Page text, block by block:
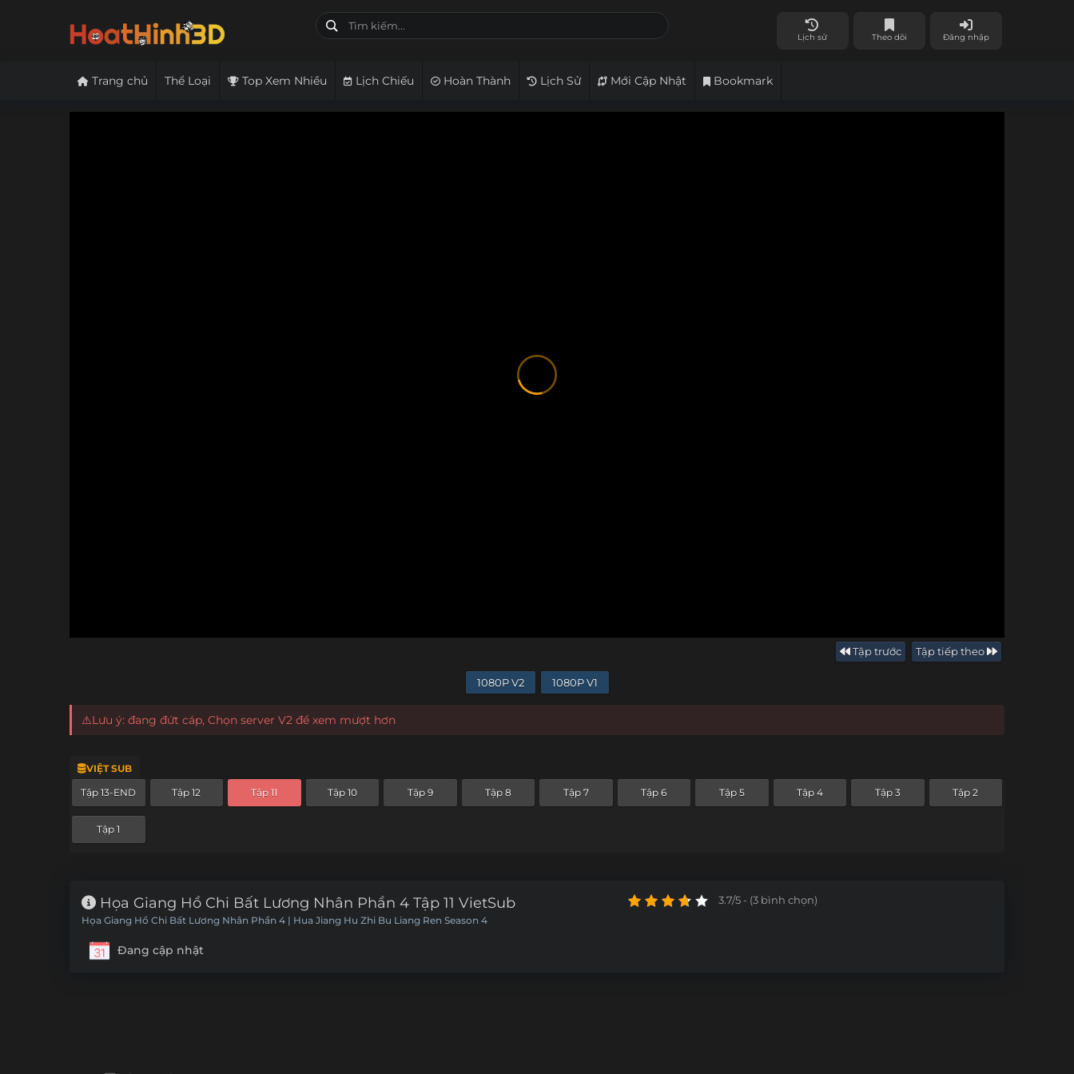
Lịch sử Theo dõi Đăng nhập
Trang chủ Thể Loại Top Xem Nhiều Lịch Chiếu Hoàn Thành Lịch Sử Mới Cập Nhật Bookmark
Tập trước Tập tiếp theo
1080P V2 1080P V1
⚠️Lưu ý: đang đứt cáp, Chọn server V2 để xem mượt hơn
VIỆT SUB
Tập 13-END Tập 12 Tập 11 Tập 10 Tập 9 Tập 8 Tập 7 Tập 6 Tập 5 Tập 4 Tập 3 Tập 2
Tập 1
Họa Giang Hồ Chi Bất Lương Nhân Phần 4 Tập 11 VietSub
Họa Giang Hồ Chi Bất Lương Nhân Phần 4 | Hua Jiang Hu Zhi Bu Liang Ren Season 4
Đang cập nhật
3.7/5 - (3 bình chọn)